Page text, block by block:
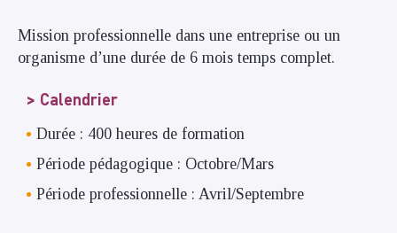
Mission professionnelle dans une entreprise ou un
organisme d’une durée de 6 mois temps complet.
Calendrier
Durée : 400 heures de formation
Période pédagogique : Octobre/Mars
Période professionnelle : Avril/Septembre